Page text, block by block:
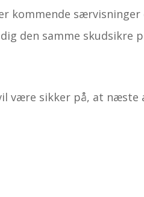
kommende særvisninger
den samme skudsikre
være sikker på, at næste